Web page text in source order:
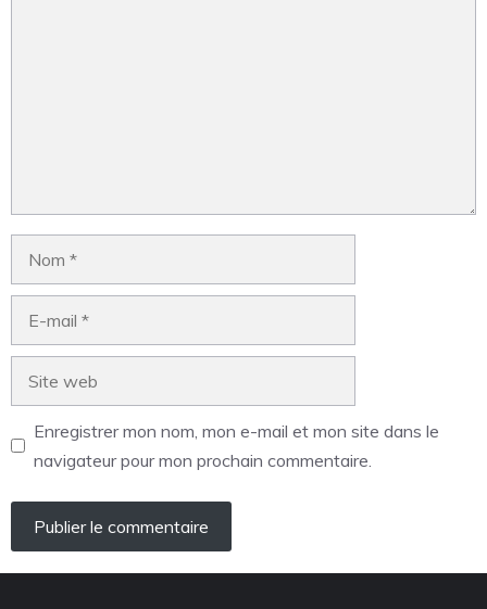
Enregistrer mon nom, mon e-mail et mon site dans le
navigateur pour mon prochain commentaire.